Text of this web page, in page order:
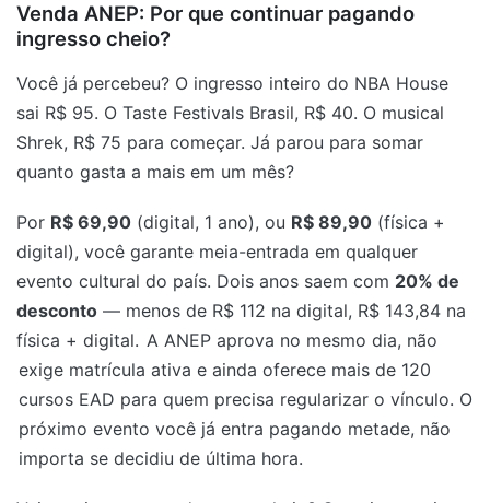
Venda ANEP: Por que continuar pagando
ingresso cheio?
Você já percebeu? O ingresso inteiro do NBA House
sai R$ 95. O Taste Festivals Brasil, R$ 40. O musical
Shrek, R$ 75 para começar. Já parou para somar
quanto gasta a mais em um mês?
Por R$ 69,90 (digital, 1 ano), ou R$ 89,90 (física +
digital), você garante meia-entrada em qualquer
evento cultural do país. Dois anos saem com 20% de
desconto — menos de R$ 112 na digital, R$ 143,84 na
física + digital. A ANEP aprova no mesmo dia, não
exige matrícula ativa e ainda oferece mais de 120
cursos EAD para quem precisa regularizar o vínculo. O
próximo evento você já entra pagando metade, não
importa se decidiu de última hora.